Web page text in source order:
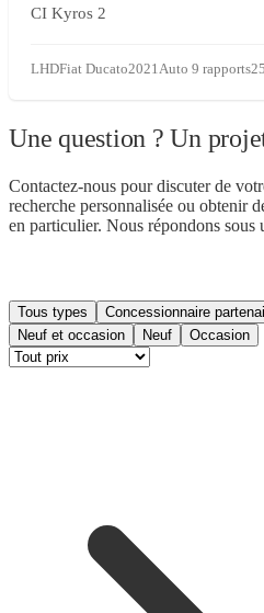
CI Kyros 2
LHDFiat Ducato2021Auto 9 rapports
Une question ? Un
Contactez-nous pour discuter de
recherche personnalisée ou obtenir
en particulier. Nous répondons sous
Tous types Concessionnaire
Neuf et occasion
Neuf Occasion